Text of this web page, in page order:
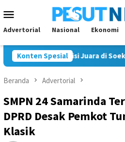
ke
kontenMobile
Advertorial Nasional Ekonomi
Konten Spesial
FC Bawa Misi Juara di Soekarno
Beranda Advertorial
SMPN 24 Samarinda
DPRD Desak Pemkot
Klasik